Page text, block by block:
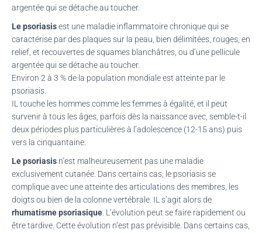
argentée qui se détache au toucher.
Le psoriasisest une maladie inflammatoire chronique qui se
caractérise par des plaques sur la peau, bien délimitées, rouges, en
relief, et recouvertes de squames blanchâtres, ou d’une pellicule
argentée qui se détache au toucher.
Environ 2 à 3 % de la population mondialeest atteinte par le
psoriasis.
IL touche les hommes comme les femmes à égalité, et il peut
survenir à tous les âges, parfois dès la naissance avec, semble-t-il
deux périodes plus particulières à l’adolescence (12-15 ans) puis
vers la cinquantaine.
Le psoriasis n’est malheureusement pas une maladie
exclusivement cutanée. Dans certains cas, le psoriasis se
complique avec une atteinte des articulations des membres, les
doigts ou bien de la colonne vertébrale. IL s’agit alors de
rhumatisme psoriasique L’évolution peut se faire rapidement ou
être tardive. Cette évolution n’est pas prévisible. Dans certains cas,